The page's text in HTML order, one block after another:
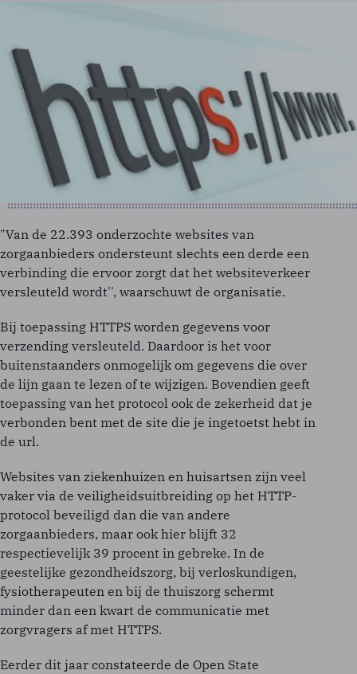
"Van de 22.393 onderzochte websites van
zorgaanbieders ondersteunt slechts een derde een
verbinding die ervoor zorgt dat het websiteverkeer
versleuteld wordt'', waarschuwt de organisatie.
Bij toepassing HTTPS worden gegevens voor
verzending versleuteld. Daardoor is het voor
buitenstaanders onmogelijk om gegevens die over
de lijn gaan te lezen of te wijzigen. Bovendien geeft
toepassing van het protocol ook de zekerheid dat je
verbonden bent met de site die je ingetoetst hebt in
de url.
Websites van ziekenhuizen en huisartsen zijn veel
vaker via de veiligheidsuitbreiding op het HTTP-
protocol beveiligd dan die van andere
zorgaanbieders, maar ook hier blijft 32
respectievelijk 39 procent in gebreke. In de
geestelijke gezondheidszorg, bij verloskundigen,
fysiotherapeuten en bij de thuiszorg schermt
minder dan een kwart de communicatie met
zorgvragers af met HTTPS.
Eerder dit jaar constateerde de Open State